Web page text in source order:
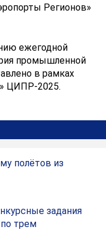
Регионов»
ежегодной
промышленной
в рамках
ЦИПР-2025.
полётов из
задания
трем